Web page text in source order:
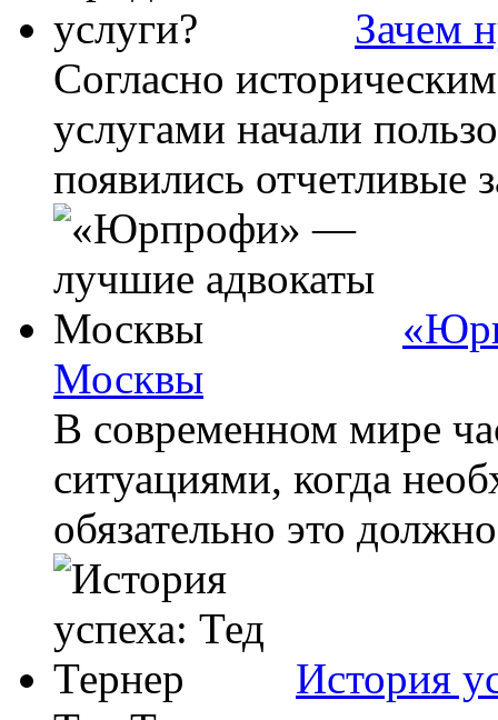
Зачем
Согласно
услугами начали
появились
Москвы
В современном мире
ситуациями, когда
обязательно это
История